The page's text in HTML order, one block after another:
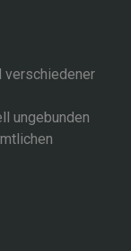
verschiedener
ungebunden